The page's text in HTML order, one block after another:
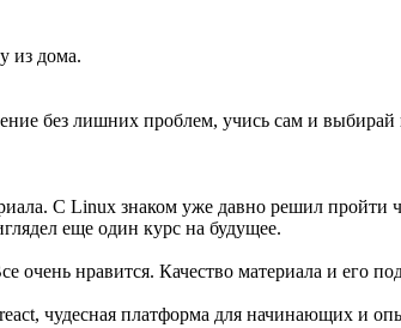
из дома.
без лишних проблем, учись сам и
С Linux знаком уже давно решил пройти
еще один курс на будущее.
очень нравится. Качество материала и его
чудесная платформа для начинающих и